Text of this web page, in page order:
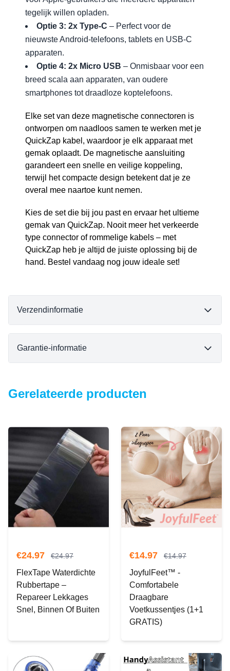
tegelijk willen opladen.
Optie 3: 2x Type-C – Perfect voor de
nieuwste Android-telefoons, tablets en USB-C
apparaten.
Optie 4: 2x Micro USB – Onmisbaar voor een
breed scala aan apparaten, van oudere
smartphones tot draadloze koptelefoons.
Elke set van deze magnetische connectoren is
ontworpen om naadloos samen te werken met je
QuickZap kabel, waardoor je elk apparaat met
gemak oplaadt. De magnetische aansluiting
garandeert een snelle en veilige koppeling,
terwijl het compacte design betekent dat je ze
overal mee naartoe kunt nemen.
Kies de set die bij jou past en ervaar het ultieme
gemak van QuickZap. Nooit meer het verkeerde
type connector of rommelige kabels – met
QuickZap heb je altijd de juiste oplossing bij de
hand. Bestel vandaag nog jouw ideale set!
Verzendinformatie
Garantie-informatie
Gerelateerde producten
€24.97 €24.97
FlexTape Waterdichte
Rubbertape –
Repareer Lekkages
Snel, Binnen Of Buiten
€14.97 €14.97
JoyfulFeet™ -
Comfortabele
Draagbare
Voetkussentjes (1+1
GRATIS)